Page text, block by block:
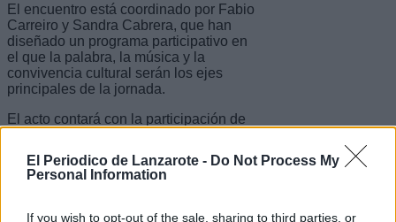
El Periodico de Lanzarote - Do Not Process My
Personal Information
If you wish to opt-out of the sale, sharing to third parties, or
El encuentro está coordinado por Fabio
Carreiro y Sandra Cabrera, que han
diseñado un programa participativo en
el que la palabra, la música y la
convivencia cultural serán los ejes
principales de la jornada.
El acto contará con la participación de
Fernández, Leticia Martín, Mercedes
Minguela, Tere Perera, Jaime